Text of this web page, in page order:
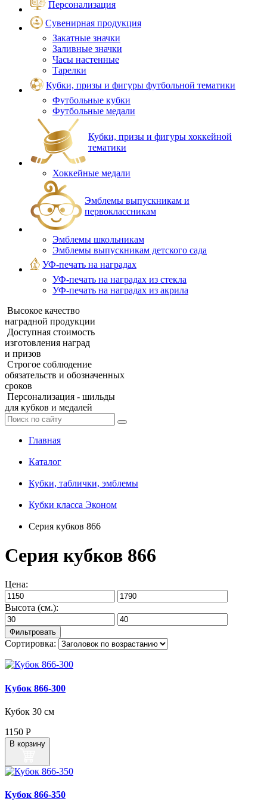
Персонализация
Сувенирная продукция
Закатные значки
Заливные значки
Часы настенные
Тарелки
Кубки, призы и фигуры футбольной тематики
Футбольные кубки
Футбольные медали
Кубки, призы и фигуры хоккейной
тематики
Хоккейные медали
Эмблемы выпускникам и
первоклассникам
Эмблемы школьникам
Эмблемы выпускникам детского сада
УФ-печать на наградах
УФ‑печать на наградах из стекла
УФ-печать на наградах из акрила
Высокое качество
наградной продукции
Доступная стоимость
изготовления наград
и призов
Строгое соблюдение
обязательств и обозначенных
сроков
Персонализация - шильды
для кубков и медалей
Главная
Каталог
Кубки, таблички, эмблемы
Кубки класса Эконом
Серия кубков 866
Серия кубков 866
Цена:
Высота (см.):
Сортировка:
Кубок 866‑300
Кубок 30 см
1150 Р
В корзину
Кубок 866‑350